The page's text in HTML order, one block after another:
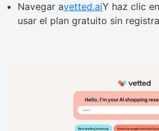
Navegar avetted.aiY haz clic
usar el plan gratuito sin